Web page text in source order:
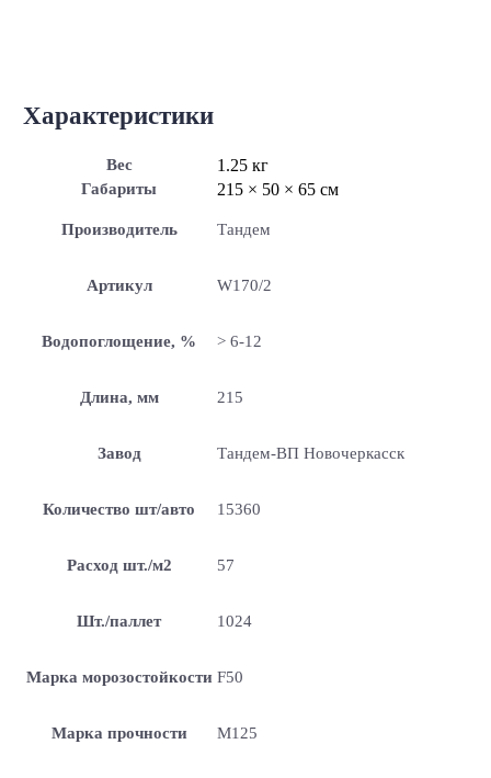
Характеристики
Вес 1.25 кг
Габариты 215 × 50 × 65 см
Производитель Тандем
Артикул W170/2
Водопоглощение, % > 6-12
Длина, мм 215
Завод Тандем-ВП Новочеркасск
Количество шт/авто 15360
Расход шт./м2 57
Шт./паллет 1024
Марка морозостойкости F50
Марка прочности М125